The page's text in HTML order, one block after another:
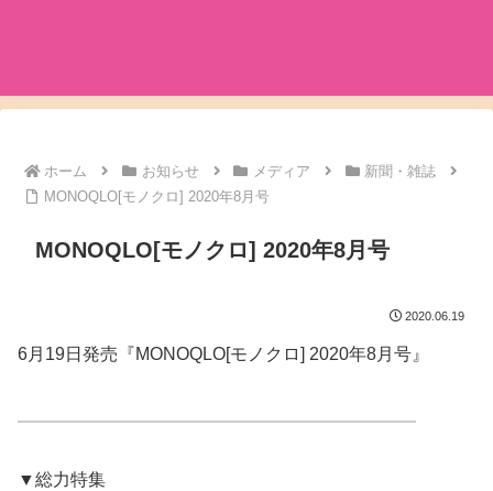
ホーム お知らせ メディア
新聞・雑誌
MONOQLO[モノクロ] 2020年8月号
MONOQLO[モノクロ] 2020年8月号
2020.06.19
6月19日発売『MONOQLO[モノクロ] 2020年8月号』
▼総力特集